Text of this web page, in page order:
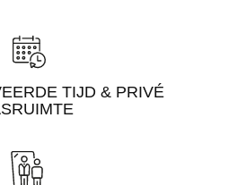
TIJD & PRIVÉ